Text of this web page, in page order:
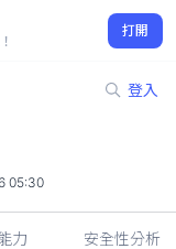
打開
登入
05:30
力 安全性分析